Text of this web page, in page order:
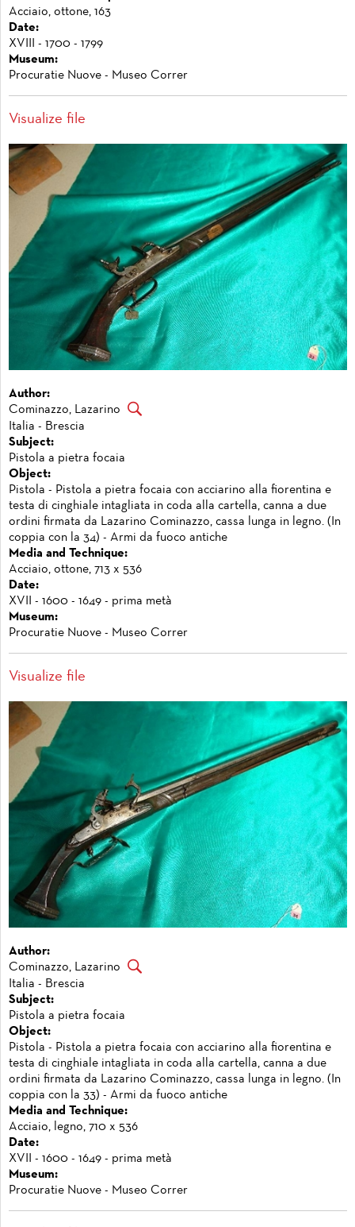
Acciaio, ottone, 163
Date:
XVIII - 1700 - 1799
Museum:
Procuratie Nuove - Museo Correr
Visualize file
Author:
Cominazzo, Lazarino
Italia - Brescia
Subject:
Pistola a pietra focaia
Object:
Pistola - Pistola a pietra focaia con acciarino alla fiorentina e
testa di cinghiale intagliata in coda alla cartella, canna a due
ordini firmata da Lazarino Cominazzo, cassa lunga in legno. (In
coppia con la 34) - Armi da fuoco antiche
Media and Technique:
Acciaio, ottone, 713 x 536
Date:
XVII - 1600 - 1649 - prima metà
Museum:
Procuratie Nuove - Museo Correr
Visualize file
Author:
Cominazzo, Lazarino
Italia - Brescia
Subject:
Pistola a pietra focaia
Object:
Pistola - Pistola a pietra focaia con acciarino alla fiorentina e
testa di cinghiale intagliata in coda alla cartella, canna a due
ordini firmata da Lazarino Cominazzo, cassa lunga in legno. (In
coppia con la 33) - Armi da fuoco antiche
Media and Technique:
Acciaio, legno, 710 x 536
Date:
XVII - 1600 - 1649 - prima metà
Museum:
Procuratie Nuove - Museo Correr